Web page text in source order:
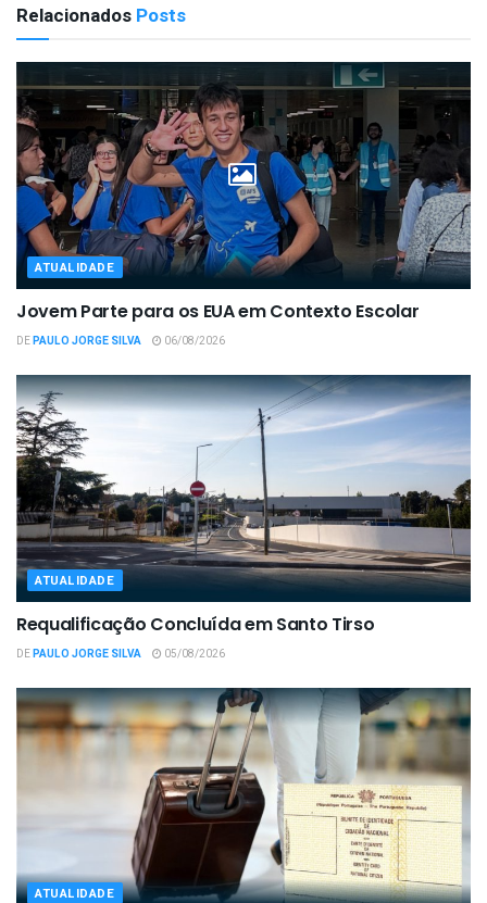
Relacionados Posts
ATUALIDADE
Jovem Parte para os EUA em Contexto Escolar
DEPAULO JORGE SILVA 06/08/2026
ATUALIDADE
Requalificação Concluída em Santo Tirso
DEPAULO JORGE SILVA 05/08/2026
ATUALIDADE